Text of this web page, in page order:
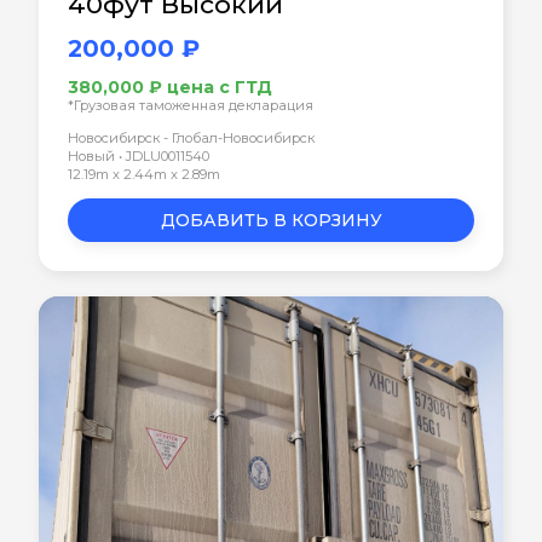
200,000 ₽
380,000 ₽ цена с ГТД
*Грузовая таможенная декларация
Новосибирск - Глобал-Новосибирск
Новый • JDLU0011540
12.19m x 2.44m x 2.89m
ДОБАВИТЬ В КОРЗИНУ